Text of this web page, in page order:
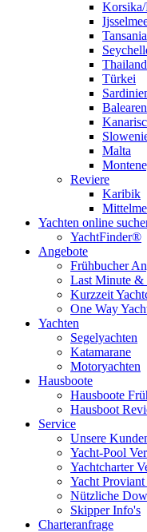
Thailand
Türkei
Malta
Reviere
Karibik
Yachten online
YachtFinder®
Angebote
Frühbucher
Last Minute &
Kurzzeit
One Way
Yachten
Segelyachten
Katamarane
Motoryachten
Hausboote
Hausboote
Hausboot
Service
Unsere
Yacht-Pool
Yachtcharter
Yacht Proviant
Nützliche
Skipper Info's
Charteranfrage